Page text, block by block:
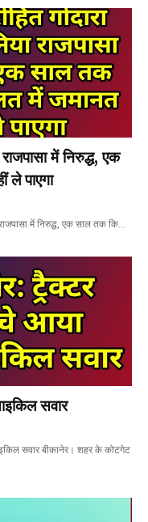
राजपासा में निरुद्ध, एक
पाएगा
राजपासा में निरुद्ध, एक साल तक कि…
सवार
सवार बीकानेर। शहर के कोटगेट